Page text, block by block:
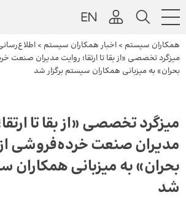
همکاران سیستم > اخبار همکاران سیستم >
میزگرد تخصصی «از بقا تا ارتقا؛ روایت مدیران صنعت
بحران» به میزبانی همکاران سیستم برگزار شد
میزگرد تخصصی «از بقا تا
مدیران صنعت خرده‌فروشی
بحران» به میزبانی همکاران
شد